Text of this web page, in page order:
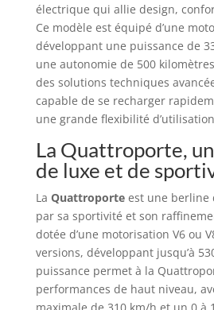
électrique qui allie design,
Ce modèle est équipé d’une
développant une puissance de
une autonomie de 500
des solutions techniques
capable de se recharger
une grande flexibilité
La Quattroporte,
de luxe et de
La Quattroporteest une berline
par sa sportivité et son
dotée d’une motorisation V6 ou
versions, développant jusqu’à
puissance permet à la
performances de haut niveau,
maximale de 310 km/h et un 0 à